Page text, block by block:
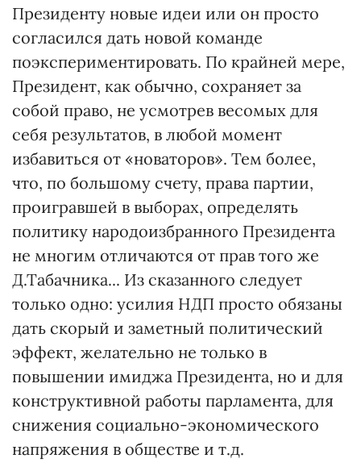
Президенту новые идеи или он просто
согласился дать новой команде
поэкспериментировать. По крайней мере,
Президент, как обычно, сохраняет за
собой право, не усмотрев весомых для
себя результатов, в любой момент
избавиться от «новаторов». Тем более,
что, по большому счету, права партии,
проигравшей в выборах, определять
политику народоизбранного Президента
не многим отличаются от прав того же
Д.Табачника... Из сказанного следует
только одно: усилия НДП просто обязаны
дать скорый и заметный политический
эффект, желательно не только в
повышении имиджа Президента, но и для
конструктивной работы парламента, для
снижения социально-экономического
напряжения в обществе и т.д.